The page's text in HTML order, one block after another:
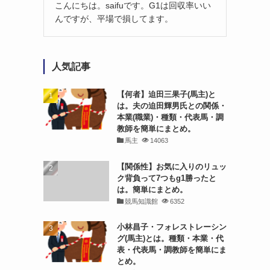
こんにちは。saifuです。G1は回収率いい
んですが、平場で損してます。
人気記事
【何者】迫田三果子(馬主)と
は。夫の迫田輝男氏との関係・
本業(職業)・種類・代表馬・調
教師を簡単にまとめ。
馬主 14063
【関係性】お気に入りのリュッ
ク背負って7つもg1勝ったと
は。簡単にまとめ。
競馬知識館 6352
小林昌子・フォレストレーシン
グ(馬主)とは。種類・本業・代
表・代表馬・調教師を簡単にま
とめ。